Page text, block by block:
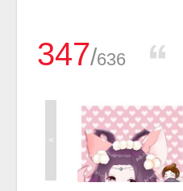
347/636
<